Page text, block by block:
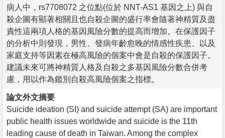
病人中，rs7708072 之位點(位於 NNT-AS1 基因之上) 與自
殺企圖有顯著相關且也自殺企圖的盛行率會隨著神精質及盡
責性這兩項人格的基因風險分數的提高而增加。在保護因子
的分析中則發現，男性、發病年齡愈晚的情感性疾患、以及
家庭支持等因素在極高風險的個案中會是自殺的保護因子。
建議未來可將神精質人格及自殺之多基因風險分數合併考
慮，用以作為鑑別自殺高風險個案之指標。
論文外文摘要
Suicide ideation (SI) and suicide attempt (SA) are important
public health issues worldwide and suicide is the 11th
leading cause of death in Taiwan. Among the complex